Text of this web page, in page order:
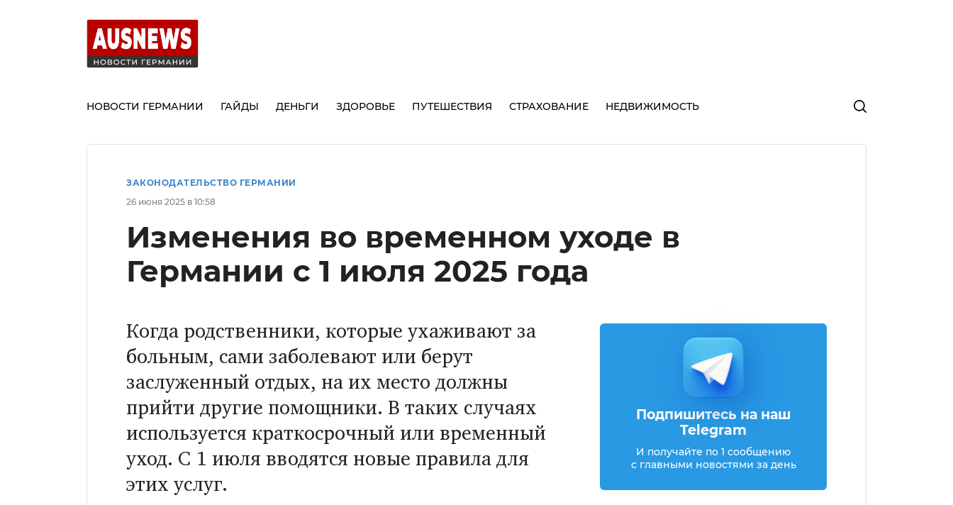
НОВОСТИ ГЕРМАНИИ ГАЙДЫ ДЕНЬГИ ЗДОРОВЬЕ ПУТЕШЕСТВИЯ СТРАХОВАНИЕ НЕДВИЖИМОСТЬ
ЗАКОНОДАТЕЛЬСТВО ГЕРМАНИИ
26 июня 2025 в 10:58
Изменения во временном уходе в
Германии с 1 июля 2025 года
Когда родственники, которые ухаживают за
больным, сами заболевают или берут
заслуженный отдых, на их место должны
прийти другие помощники. В таких случаях
используется краткосрочный или временный
уход. С 1 июля вводятся новые правила для
этих услуг.
Подпишитесь на наш
Telegram
И получайте по 1 сообщению
с главными новостями за день